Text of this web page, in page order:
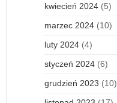
kwiecień 2024 (5)
marzec 2024 (10)
luty 2024 (4)
styczeń 2024 (6)
grudzień 2023 (10)